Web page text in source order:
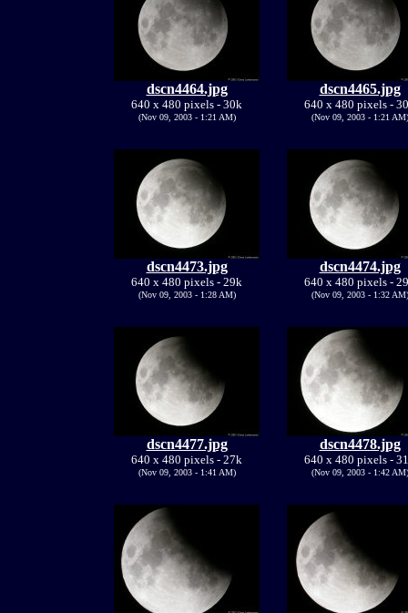
dscn4464.jpg
640 x 480 pixels - 30k
(Nov 09, 2003 - 1:21 AM)
dscn4465.jpg
640 x 480 pixels -
(Nov 09, 2003 - 1:21 AM)
dscn4473.jpg
640 x 480 pixels - 29k
(Nov 09, 2003 - 1:28 AM)
dscn4474.jpg
640 x 480 pixels -
(Nov 09, 2003 - 1:32 AM)
dscn4477.jpg
640 x 480 pixels - 27k
(Nov 09, 2003 - 1:41 AM)
dscn4478.jpg
640 x 480 pixels -
(Nov 09, 2003 - 1:42 AM)